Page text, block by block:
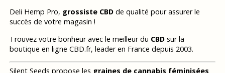
Deli Hemp Pro, grossiste CBDde qualité pour assurer le
succès de votre magasin !
Trouvez votre bonheur avec le meilleur du CBDsur la
boutique en ligne CBD.fr, leader en France depuis 2003.
Silent Seeds propose les graines de cannabis féminisées